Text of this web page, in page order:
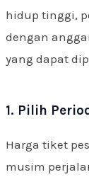
hidup tinggi,
dengan
yang dapat
1. Pilih
Harga tiket
musim